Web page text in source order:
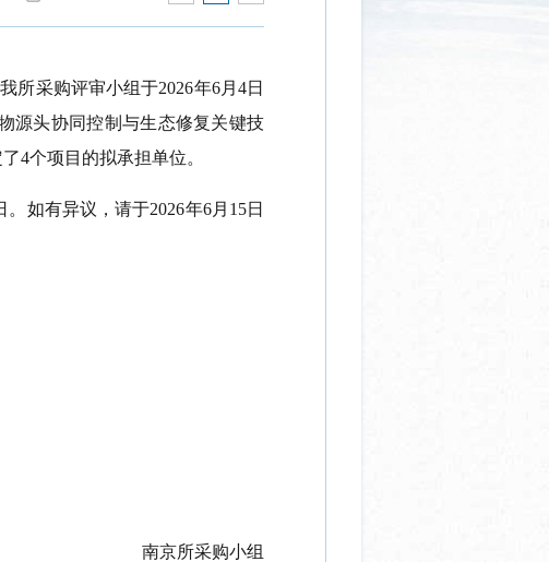
所采购评审小组于2026年6月 4日
源头协同控制与生态修复关键技
4个项目的拟承担单位。
。如有异议，请于2026年6月 15日
南京所采购小组